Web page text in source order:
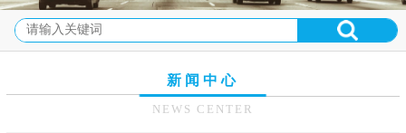
新闻中心
NEWS CENTER